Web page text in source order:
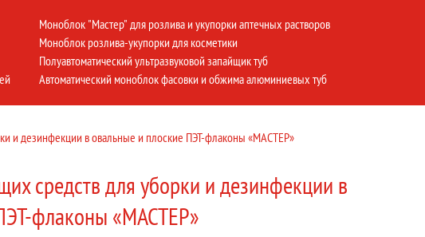
Моноблок "Мастер" для розлива и укупорки аптечных растворов
Моноблок розлива-укупорки для косметики
Полуавтоматический ультразвуковой запайщик туб
Автоматический моноблок фасовки и обжима алюминиевых туб
и дезинфекции в овальные и плоские ПЭТ-флаконы «МАСТЕР»
средств для уборки и дезинфекции в
флаконы «МАСТЕР»